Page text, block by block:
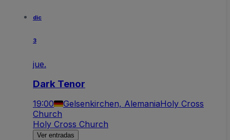
dic
3
jue.
Dark Tenor
19:00 Gelsenkirchen, AlemaniaHoly Cross
Church
Holy Cross Church
Ver entradas